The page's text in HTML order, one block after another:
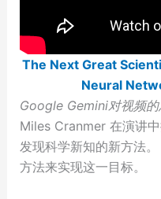
The Next Great
Neural
Google Gemini对视频的
Miles Cranmer 在演讲
发现科学新知的新方法
方法来实现这一目标。